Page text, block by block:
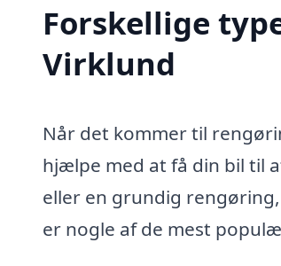
Forskellige
Virklund
Når det kommer til
hjælpe med at få din bil til
eller en grundig
er nogle af de mest